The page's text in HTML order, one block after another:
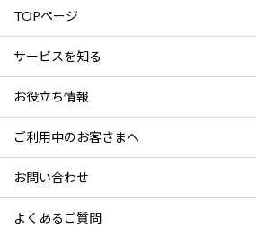
TOPページ
サービスを知る
お役立ち情報
ご利用中のお客さまへ
お問い合わせ
よくあるご質問